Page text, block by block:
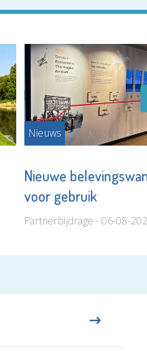
Nieuws
Nieuwe
voor gebruik
Partnerbijdrage - 06-08-